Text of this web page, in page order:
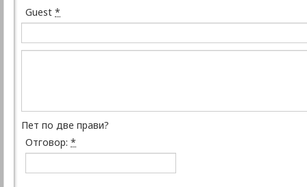
Guest *
Пет по две прави?
Отговор: *